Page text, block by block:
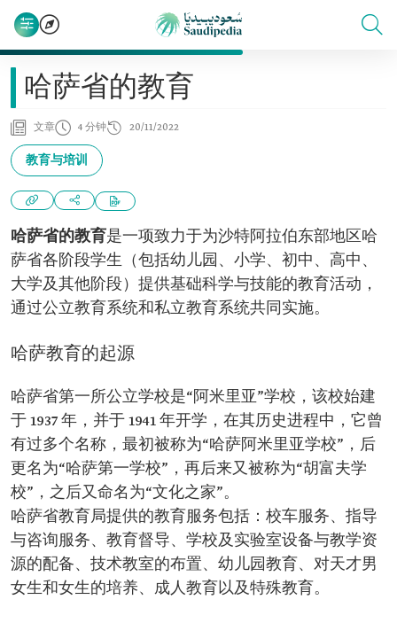
哈萨省的教育
文章 4 分钟 20/11/2022
教育与培训
哈萨省的教育是一项致力于为沙特阿拉伯东部地区哈
萨省各阶段学生（包括幼儿园、小学、初中、高中、
大学及其他阶段）提供基础科学与技能的教育活动，
通过公立教育系统和私立教育系统共同实施。
哈萨教育的起源
哈萨省第一所公立学校是“阿米里亚”学校，该校始建
于 1937 年，并于 1941 年开学，在其历史进程中，它曾
有过多个名称，最初被称为“哈萨阿米里亚学校”，后
更名为“哈萨第一学校”，再后来又被称为“胡富夫学
校”，之后又命名为“文化之家”。
哈萨省教育局提供的教育服务包括：校车服务、指导
与咨询服务、教育督导、学校及实验室设备与教学资
源的配备、技术教室的布置、幼儿园教育、对天才男
女生和女生的培养、成人教育以及特殊教育。